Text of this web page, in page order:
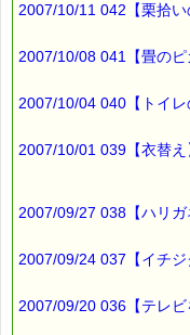
別の八百屋さんでは、
何の表示もありません
でも、この八百屋さん
箱買いするお客さんの
別の箱に詰め替え、
さらに、
みかんの上下が入れ替
箱の底側から空ける必
こちらの方が、
2007/10/11 042【栗拾い
2007/10/08 041【畳のピ
2007/10/04 040【トイレ
2007/10/01 039【衣替え
2007/09/27 038【ハリガ
2007/09/24 037【イチジ
2007/09/20 036【テレビ